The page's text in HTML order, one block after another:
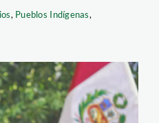
, Pueblos Indígenas,